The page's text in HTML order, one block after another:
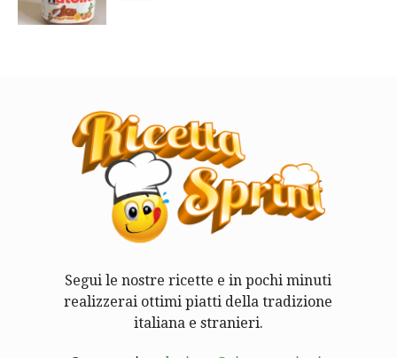
Segui le nostre ricette e in pochi minuti
realizzerai ottimi piatti della tradizione
italiana e stranieri.